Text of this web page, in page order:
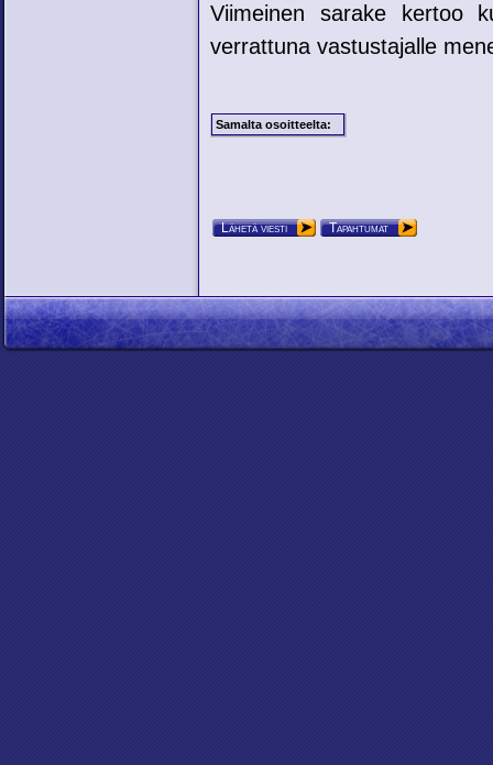
Viimeinen sarake kertoo
verrattuna vastustajalle
Samalta osoitteelta:
Lähetä viesti Tapahtumat